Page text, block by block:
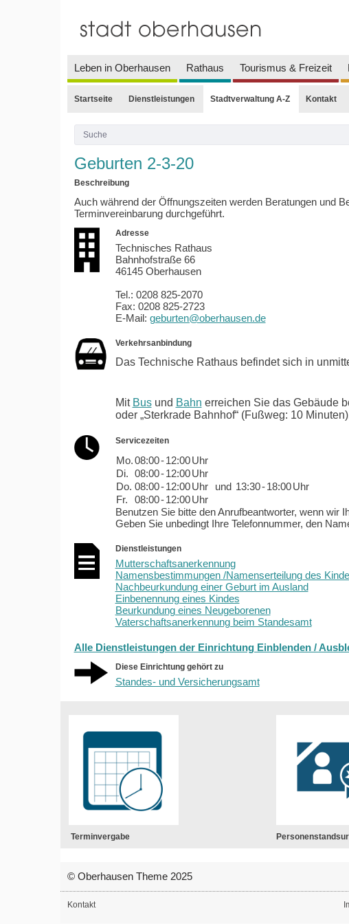
Leben in Oberhausen Rathaus Tourismus & Freizeit
Startseite Dienstleistungen Stadtverwaltung A-Z Kontakt
Geburten 2-3-20
Beschreibung
Auch während der Öffnungszeiten werden Beratungen und
Terminvereinbarung durchgeführt.
Adresse
Technisches Rathaus
Bahnhofstraße 66
46145 Oberhausen
Tel.: 0208 825-2070
Fax: 0208 825-2723
E-Mail: geburten@oberhausen.de
Verkehrsanbindung
Das Technische Rathaus befindet sich in
Mit Busund Bahn erreichen Sie das Gebäude
oder „Sterkrade Bahnhof“ (Fußweg: 10
Servicezeiten
Mo.08:00- 12:00 Uhr
Di. 08:00- 12:00 Uhr
Do. 08:00- 12:00 Uhr und 13:30- 18:00 Uhr
Fr.
08:00- 12:00 Uhr
Benutzen Sie bitte den Anrufbeantworter, wenn wir
Geben Sie unbedingt Ihre Telefonnummer, den
Dienstleistungen
Mutterschaftsanerkennung
Namensbestimmungen /Namenserteilung des
Nachbeurkundung einer Geburt im Ausland
Einbenennung eines Kindes
Beurkundung eines Neugeborenen
Vaterschaftsanerkennung beim Standesamt
Alle Dienstleistungen der Einrichtung Einblenden /
Diese Einrichtung gehört zu
Standes- und Versicherungsamt
Terminvergabe
© Oberhausen Theme 2025
Kontakt